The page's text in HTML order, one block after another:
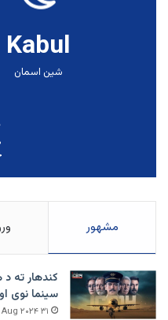
Kabul
شین اسمان
مشهور
کندهار ته
سینما نوی
۳۱ Aug ۲۰۲۴